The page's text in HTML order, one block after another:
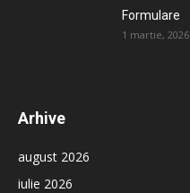
Formulare
1 martie, 2026
Arhive
august 2026
iulie 2026